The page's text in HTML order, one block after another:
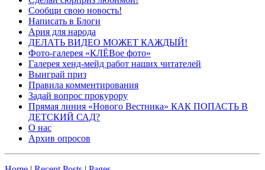
Сообщи свою новость!
Написать в Блоги
Ария для народа
ДЕЛАТЬ ВИДЕО МОЖЕТ КАЖДЫЙ!
Фото-галерея «КЛЁВое фото»
Галерея хенд-мейд работ наших читателей
Выиграй приз
Правила комментирования
Задай вопрос прокурору
Прямая линия «Нового Вестника» КАК ПОПАСТЬ В
ДЕТСКИЙ САД?
О нас
Архив опросов